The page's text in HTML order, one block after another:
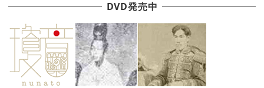
DVD発売中